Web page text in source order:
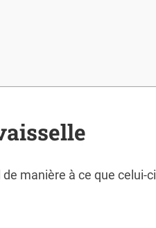
manière à ce que celui-ci